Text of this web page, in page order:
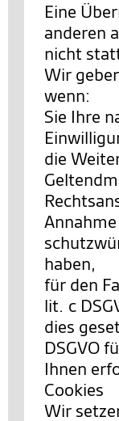
Eine
anderen
nicht
Wir
wenn:
Sie Ihre
die
haben,
für den
lit. c
dies
DSGVO
Ihnen
Cookies
Wir